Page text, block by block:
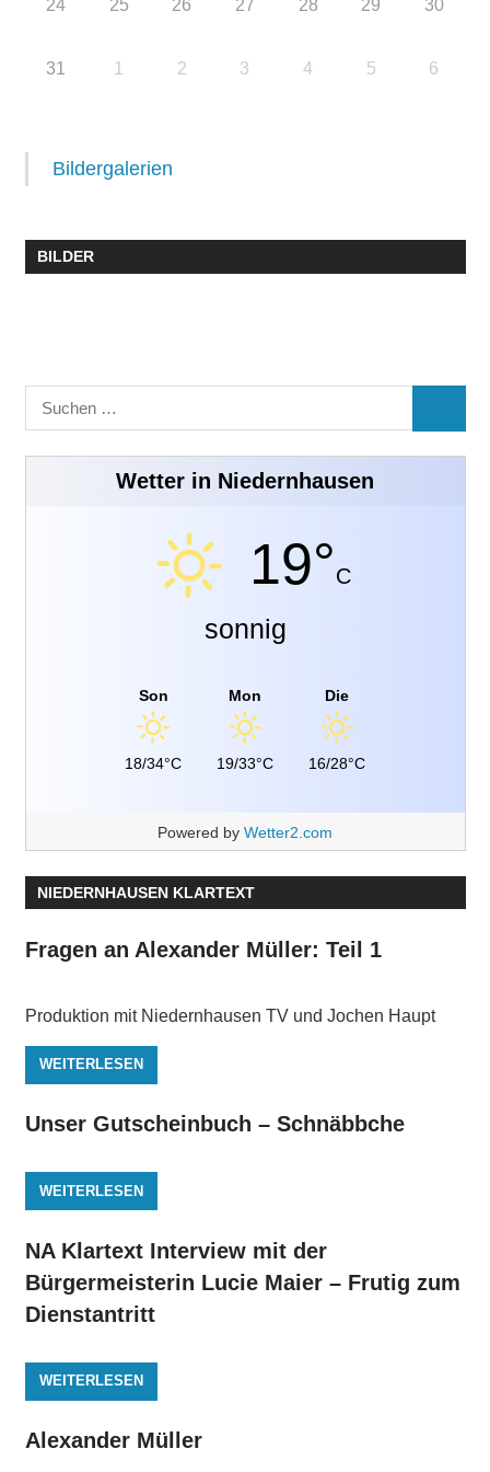
24 25 26 27 28 29 30
31 1 2 3 4 5 6
Bildergalerien
BILDER
Suchen
nach:
Wetter in Niedernhausen
19°C
sonnig
Son
18/34°C
Mon
19/33°C
Die
16/28°C
Powered by Wetter2.com
NIEDERNHAUSEN KLARTEXT
Fragen an Alexander Müller: Teil 1
Produktion mit Niedernhausen TV und Jochen Haupt
WEITERLESEN
Unser Gutscheinbuch – Schnäbbche
WEITERLESEN
NA Klartext Interview mit der
Bürgermeisterin Lucie Maier – Frutig zum
Dienstantritt
WEITERLESEN
Alexander Müller